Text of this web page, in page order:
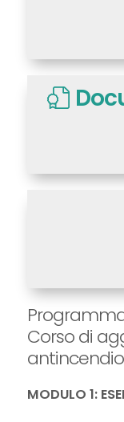
Corso di
MODULO 1: